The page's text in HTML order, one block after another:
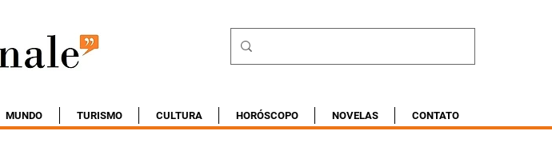
MUNDO TURISMO CULTURA HORÓSCOPO NOVELAS CONTATO